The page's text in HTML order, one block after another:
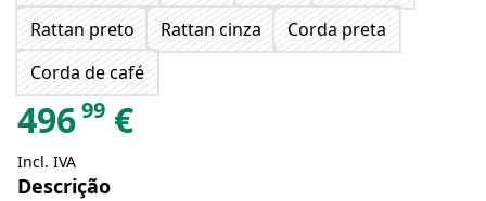
Rattan preto
Rattan cinza
Corda preta
Corda de café
49699 €
Incl. IVA
Descrição